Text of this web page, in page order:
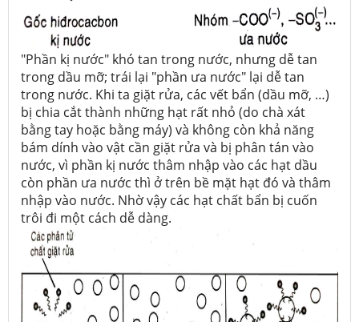
"Phần kị nước" khó tan trong nước, nhưng dễ tan
trong dầu mỡ; trái lại "phần ưa nước" lại dễ tan
trong nước. Khi ta giặt rửa, các vết bẩn (dầu mỡ, …)
bị chia cắt thành những hạt rất nhỏ (do chà xát
bằng tay hoặc bằng máy) và không còn khả năng
bám dính vào vật cần giặt rửa và bị phân tán vào
nước, vì phần kị nước thâm nhập vào các hạt dầu
còn phần ưa nước thì ở trên bề mặt hạt đó và thâm
nhập vào nước. Nhờ vậy các hạt chất bẩn bị cuốn
trôi đi một cách dễ dàng.